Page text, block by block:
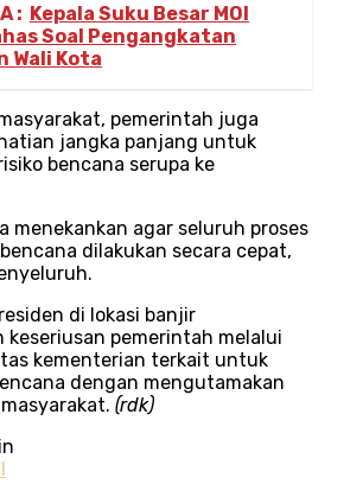
: Kepala Suku Besar MOI
Soal Pengangkatan
Wali Kota
pemerintah juga
jangka panjang untuk
bencana serupa ke
menekankan agar seluruh proses
dilakukan secara cepat,
di lokasi banjir
keseriusan pemerintah melalui
kementerian terkait untuk
dengan mengutamakan
(rdk)